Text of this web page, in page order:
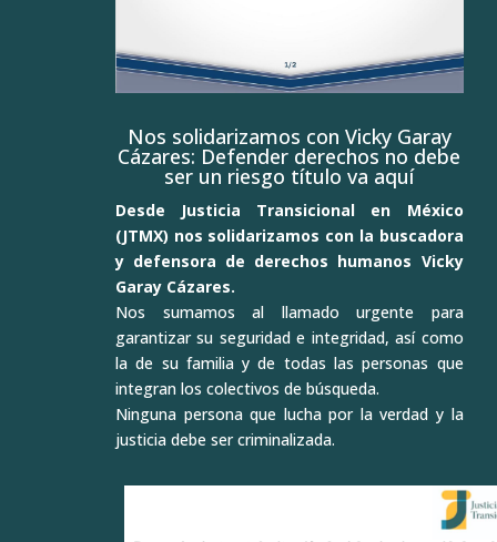
Nos solidarizamos con Vicky Garay
Cázares: Defender derechos no debe
ser un riesgo título va aquí
Desde Justicia Transicional en México
(JTMX) nos solidarizamos con la buscadora
y defensora de derechos humanos Vicky
Garay Cázares.
Nos sumamos al llamado urgente para
garantizar su seguridad e integridad, así como
la de su familia y de todas las personas que
integran los colectivos de búsqueda.
Ninguna persona que lucha por la verdad y la
justicia debe ser criminalizada.